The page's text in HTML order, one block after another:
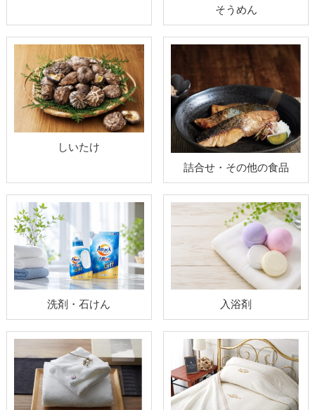
そうめん
しいたけ
詰合せ・その他の食品
洗剤・石けん 入浴剤